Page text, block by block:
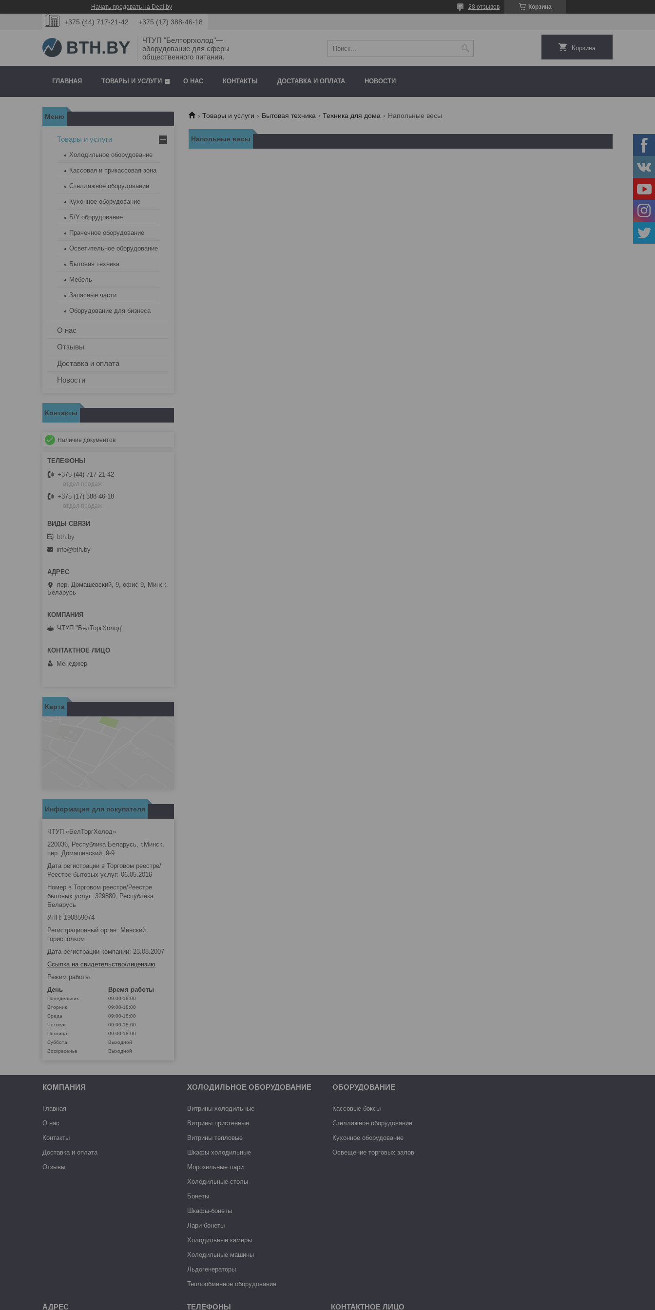
Начать продавать на Deal.by Корзина
28 отзывов
+375 (44) 717-21-42 +375 (17) 388-46-18
ЧТУП "Белторгхолод"—
оборудование для сферы
общественного питания.
Корзина
ГЛАВНАЯ ТОВАРЫ И УСЛУГИ О НАС КОНТАКТЫ ДОСТАВКА И ОПЛАТА НОВОСТИ
Товары и услуги Бытовая техника Техника для дома Напольные весы
Напольные весы
Товары и услуги
Холодильное оборудование
Кассовая и прикассовая зона
Стеллажное оборудование
Кухонное оборудование
Б/У оборудование
Прачечное оборудование
Осветительное оборудование
Бытовая техника
Мебель
Запасные части
Оборудование для бизнеса
О нас
Отзывы
Доставка и оплата
Новости
Контакты
Наличие документов
+375 (44) 717-21-42
отдел продаж
+375 (17) 388-46-18
отдел продаж
bth.by
info@bth.by
пер. Домашевский, 9, офис 9, Минск,
Беларусь
ЧТУП "БелТоргХолод"
Менеджер
Карта
Информация для покупателя
ЧТУП «БелТоргХолод»
220036, Республика Беларусь, г.Минск,
пер. Домашевский, 9-9
Дата регистрации в Торговом реестре/
Реестре бытовых услуг: 06.05.2016
Номер в Торговом реестре/Реестре
бытовых услуг: 329880, Республика
Беларусь
УНП: 190859074
Регистрационный орган: Минский
горисполком
Дата регистрации компании: 23.08.2007
Ссылка на свидетельство/лицензию
Режим работы:
День
Время работы
Понедельник
09:00-18:00
Вторник
09:00-18:00
Среда
09:00-18:00
Четверг
09:00-18:00
Пятница
09:00-18:00
Суббота
Выходной
Воскресенье
Выходной
КОМПАНИЯ
Главная
О нас
Контакты
Доставка и оплата
Отзывы
ХОЛОДИЛЬНОЕ ОБОРУДОВАНИЕ
Витрины холодильные
Витрины пристенные
Витрины тепловые
Шкафы холодильные
Морозильные лари
Холодильные столы
Бонеты
Шкафы-бонеты
Лари-бонеты
Холодильные камеры
Холодильные машины
Льдогенераторы
Теплообменное оборудование
ОБОРУДОВАНИЕ
Кассовые боксы
Стеллажное оборудование
Кухонное оборудование
Освещение торговых залов